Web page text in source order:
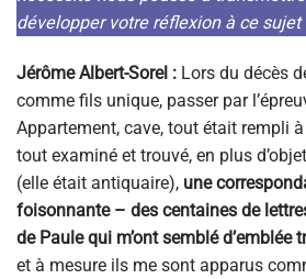
développer votre réflexion à ce sujet
Jérôme Albert-Sorel : Lors du décès
comme fils unique, passer par
Appartement, cave, tout était rempli
tout examiné et trouvé, en plus
(elle était antiquaire), une
foisonnante – des centaines de
de Paule qui m’ont semblé d’emblée
et à mesure ils me sont apparus